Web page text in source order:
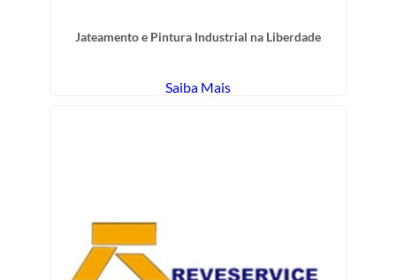
Jateamento e Pintura Industrial na Liberdade
Saiba Mais